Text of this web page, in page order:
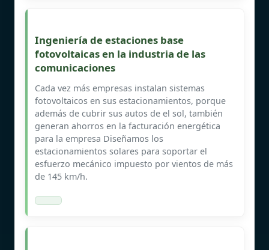
Ingeniería de estaciones base
fotovoltaicas en la industria de las
comunicaciones
Cada vez más empresas instalan sistemas
fotovoltaicos en sus estacionamientos, porque
además de cubrir sus autos de el sol, también
generan ahorros en la facturación energética
para la empresa Diseñamos los
estacionamientos solares para soportar el
esfuerzo mecánico impuesto por vientos de más
de 145 km/h.